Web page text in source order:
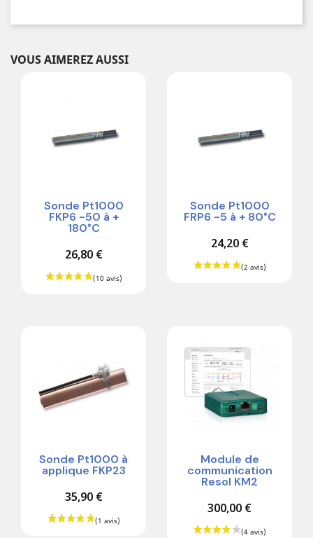
VOUS AIMEREZ AUSSI
Sonde Pt1000
FKP6 -50 à +
180°C
26,80 €
Sonde Pt1000
FRP6 -5 à + 80°C
24,20 €
Sonde Pt1000 à
applique FKP23
35,90 €
Module de
communication
Resol KM2
300,00 €